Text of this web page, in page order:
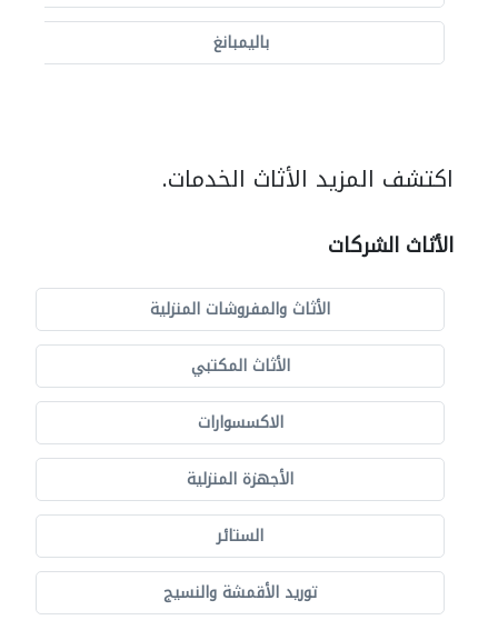
باليمبانغ
اكتشف المزيد الأثاث الخدمات.
الأثاث الشركات
الأثاث والمفروشات المنزلية
الأثاث المكتبي
الاكسسوارات
الأجهزة المنزلية
الستائر
توريد الأقمشة والنسيج